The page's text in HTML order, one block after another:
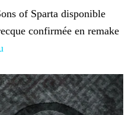
of Sparta disponible
confirmée en remake